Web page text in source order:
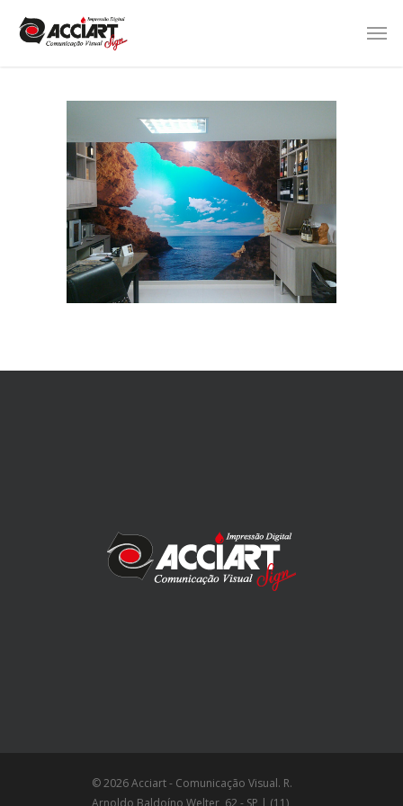
© 2026 Acciart - Comunicação Visual. R.
Arnoldo Baldoíno Welter, 62 - SP | (11)